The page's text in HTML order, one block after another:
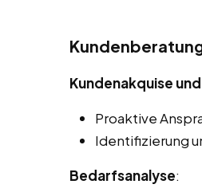
Kundenakquise
Proaktive
Identifizierung
Bedarfsanalyse: